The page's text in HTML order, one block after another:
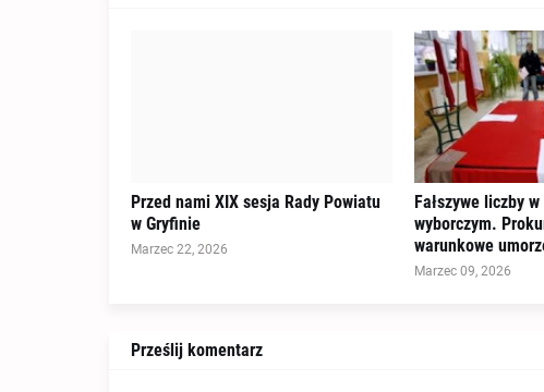
Przed nami XIX sesja Rady Powiatu
w Gryfinie
Marzec 22, 2026
Fałszywe liczby
wyborczym.
warunkowe
Marzec 09, 2026
Prześlij komentarz